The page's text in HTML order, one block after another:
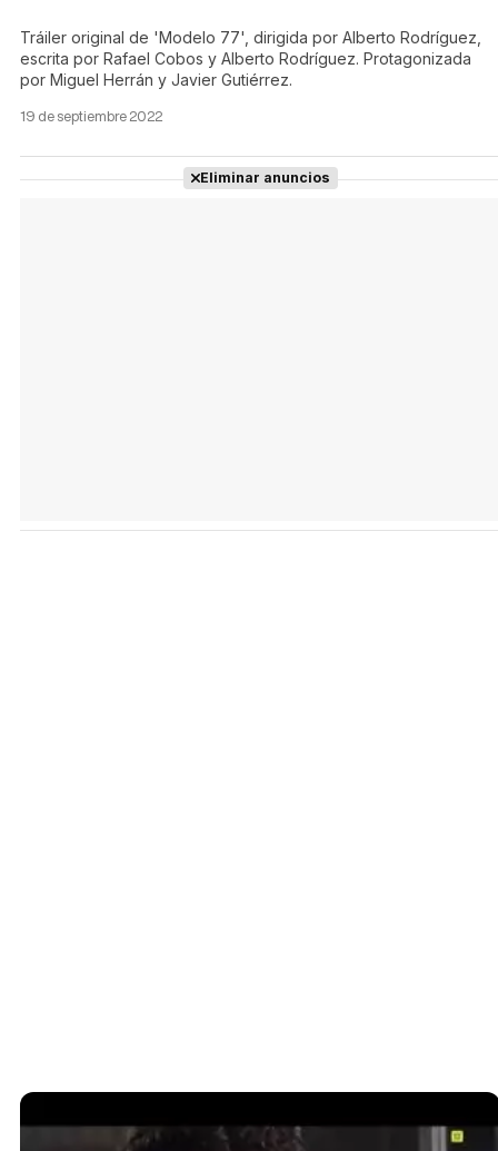
Tráiler original de 'Modelo 77', dirigida por Alberto Rodríguez,
escrita por Rafael Cobos y Alberto Rodríguez. Protagonizada
por Miguel Herrán y Javier Gutiérrez.
19 de septiembre 2022
Eliminar anuncios